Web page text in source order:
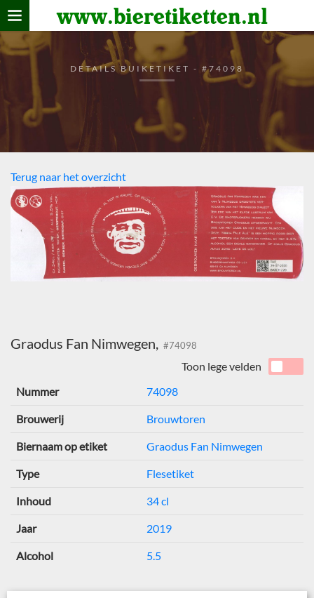
www.bieretiketten.nl
Home
verzamelen
De bierkaart
Bezoekers
DETAILS BUIKETIKET - #74098
Terug naar het overzicht
Graodus Fan Nimwegen, #74098
Toon lege velden
Nummer
74098
Brouwerij Brouwtoren
Biernaam op etiket Graodus Fan Nimwegen
Type Flesetiket
Inhoud 34 cl
Jaar 2019
Alcohol 5.5